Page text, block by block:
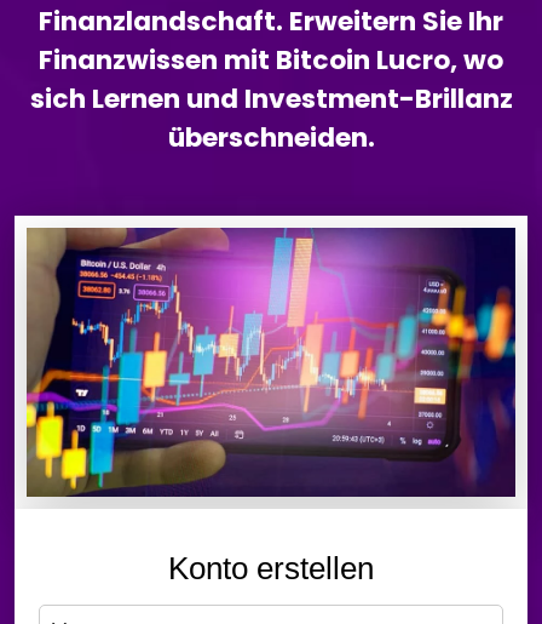
Finanzlandschaft. Erweitern Sie Ihr
Finanzwissen mit Bitcoin Lucro, wo
sich Lernen und Investment-Brillanz
überschneiden.